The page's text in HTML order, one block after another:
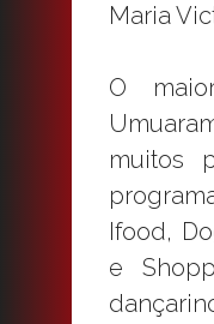
Maria
O
muitos
Ifood,
e